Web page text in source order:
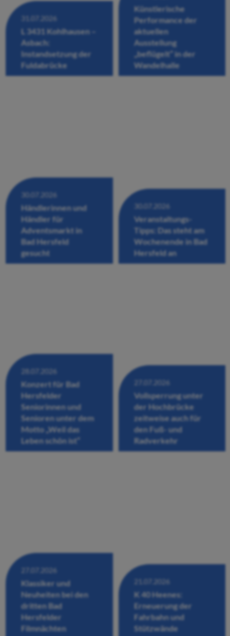
31.07.2026
L 3431 Kohlhausen –
Asbach:
Instandsetzung der
Fuldabrücke
Künstlerische
Performance der
aktuellen
Ausstellung
„beflügelt“ in der
Wandelhalle
30.07.2026
Händlerinnen und
Händler für
Adventsmarkt in
Bad Hersfeld
gesucht
30.07.2026
Veranstaltungs-
Tipps: Das steht am
Wochenende in Bad
Hersfeld an
28.07.2026
Konzert für Bad
Hersfelder
Seniorinnen und
Senioren unter dem
Motto „Weil das
Leben schön ist“
27.07.2026
Vollsperrung unter
der Hochbrücke
zeitweise auch für
den Fuß- und
Radverkehr
27.07.2026
Klassiker und
Neuheiten bei den
dritten Bad
Hersfelder
Filmnächten
21.07.2026
K 40 Heenes:
Erneuerung der
Fahrbahn und
Stützwände